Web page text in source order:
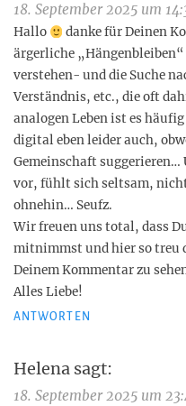
18. September 2025 um
Hallo
danke für Deinen
ärgerliche
verstehen- und die Suche
Verständnis, etc., die oft
analogen Leben ist es
digital eben leider auch,
Gemeinschaft suggerieren…
vor, fühlt sich seltsam,
ohnehin… Seufz.
Wir freuen uns total, dass
mitnimmst und hier so treu
Deinem Kommentar zu
Alles Liebe!
ANTWORTEN
Helena sagt:
18. September 2025 um